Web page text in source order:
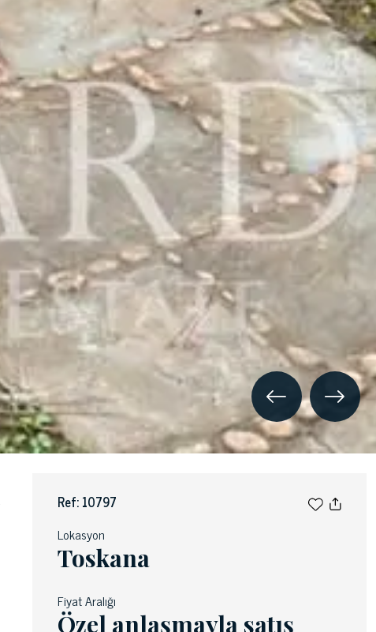
Ref: 10797
Lokasyon
Toskana
Fiyat Aralığı
Özel anlaşmayla satış